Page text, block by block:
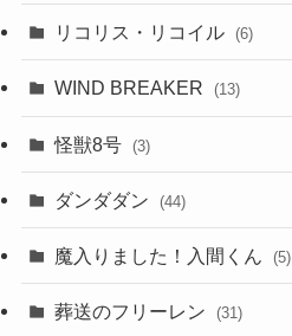
リコリス・リコイル (6)
WIND BREAKER (13)
怪獣8号 (3)
ダンダダン (44)
魔入りました！入間くん (5)
葬送のフリーレン (31)